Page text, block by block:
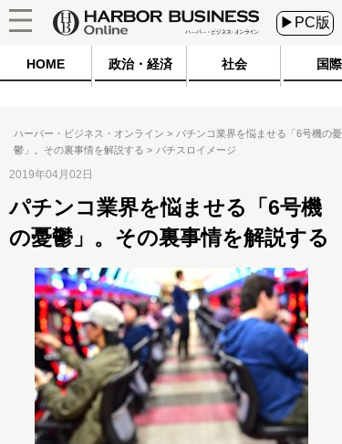
▶PC版
HOME 政治・経済 社会 国際
ハーバー・ビジネス・オンライン
パチンコ業界を悩ませる「6号機の憂
鬱」。その裏事情を解説する
パチスロイメージ
2019年04月02日
パチンコ業界を悩ませる「6号機
の憂鬱」。その裏事情を解説する